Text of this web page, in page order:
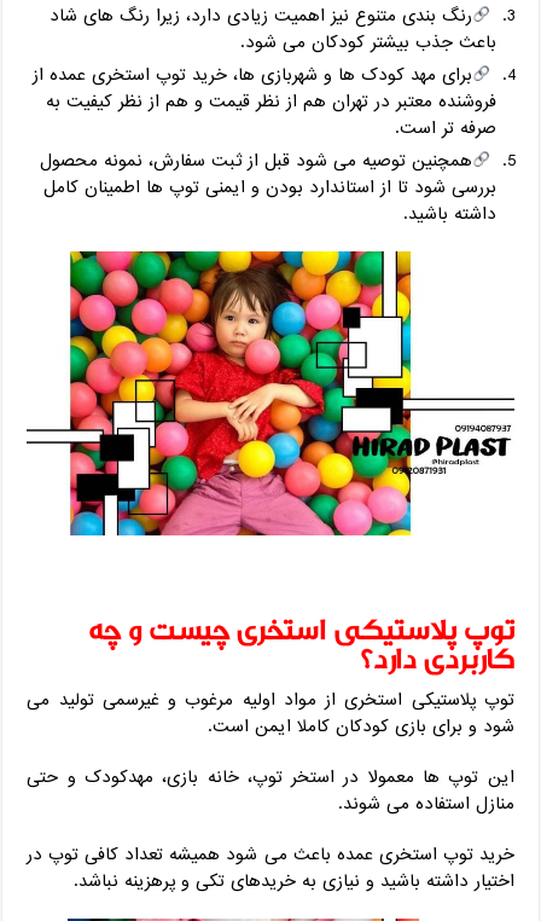
رنگ ‌بندی متنوع نیز اهمیت زیادی دارد، زیرا رنگ‌ های شاد
باعث جذب بیشتر کودکان می‌ شود.
برای مهد کودک ‌ها و شهربازی ‌ها، خرید توپ استخری عمده از
فروشنده معتبر در تهران هم از نظر قیمت و هم از نظر کیفیت به
‌صرفه ‌تر است.
همچنین توصیه می‌ شود قبل از ثبت سفارش، نمونه محصول
بررسی شود تا از استاندارد بودن و ایمنی توپ‌ ها اطمینان کامل
داشته باشید.
توپ پلاستیکی استخری چیست و چه
کاربردی دارد؟
توپ پلاستیکی استخری از مواد اولیه مرغوب و غیرسمی تولید می
‌شود و برای بازی کودکان کاملا ایمن است.
این توپ ‌ها معمولا در استخر توپ، خانه بازی، مهدکودک و حتی
منازل استفاده می‌ شوند.
خرید توپ استخری عمده باعث می‌ شود همیشه تعداد کافی توپ در
اختیار داشته باشید و نیازی به خریدهای تکی و پرهزینه نباشد.